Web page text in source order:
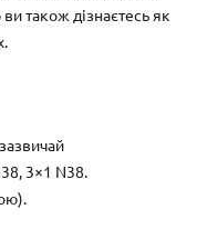
також дізнаєтесь як
3×1 N38.